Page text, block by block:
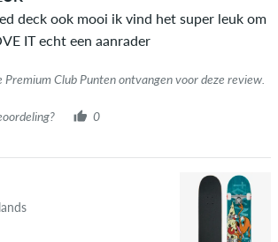
met de woorden "geverifieerde
mensen werd de aankoop geverifieerd op
we niet garanderen dat de persoon het
gehad.
deck ook mooi ik vind het super leuk om
IT echt een aanrader
Club Punten ontvangen voor deze review.
0